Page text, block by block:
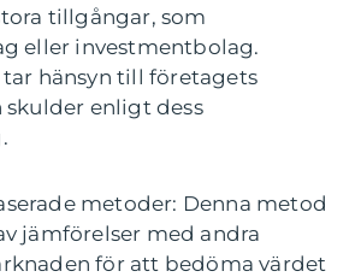
tillgångar, som
eller investmentbolag.
hänsyn till företagets
enligt dess
metoder: Denna metod
jämförelser med andra
för att bedöma värdet